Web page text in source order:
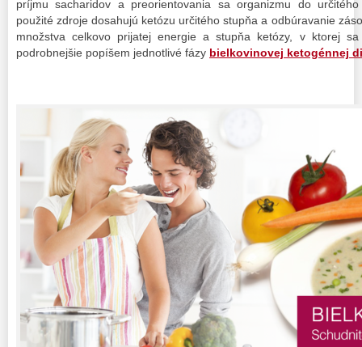
príjmu sacharidov a preorientovania sa organizmu do
použité zdroje dosahujú ketózu určitého stupňa a odbúravanie
množstva celkovo prijatej energie a stupňa ketózy, v ktorej
podrobnejšie popíšem jednotlivé fázy bielkovinovej ketogénnej